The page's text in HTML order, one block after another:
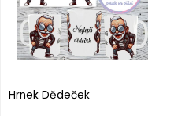
Hrnek Dědeček